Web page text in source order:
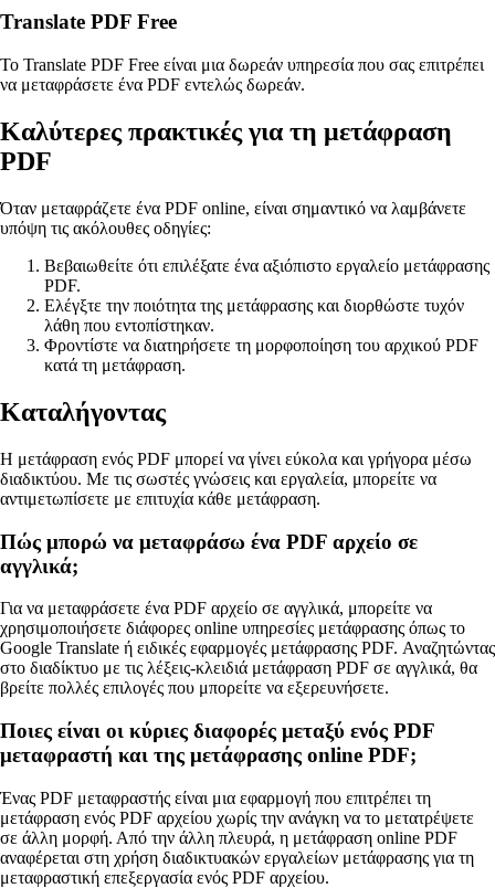
Translate PDF Free
Το Translate PDF Free είναι μια δωρεάν υπηρεσία που σας επιτρέπει
να μεταφράσετε ένα PDF εντελώς δωρεάν.
Καλύτερες πρακτικές για τη μετάφραση
PDF
Όταν μεταφράζετε ένα PDF online, είναι σημαντικό να λαμβάνετε
υπόψη τις ακόλουθες οδηγίες:
Βεβαιωθείτε ότι επιλέξατε ένα αξιόπιστο εργαλείο μετάφρασης
PDF.
Ελέγξτε την ποιότητα της μετάφρασης και διορθώστε τυχόν
λάθη που εντοπίστηκαν.
Φροντίστε να διατηρήσετε τη μορφοποίηση του αρχικού PDF
κατά τη μετάφραση.
Καταλήγοντας
Η μετάφραση ενός PDF μπορεί να γίνει εύκολα και γρήγορα μέσω
διαδικτύου. Με τις σωστές γνώσεις και εργαλεία, μπορείτε να
αντιμετωπίσετε με επιτυχία κάθε μετάφραση.
Πώς μπορώ να μεταφράσω ένα PDF αρχείο σε
αγγλικά;
Για να μεταφράσετε ένα PDF αρχείο σε αγγλικά, μπορείτε να
χρησιμοποιήσετε διάφορες online υπηρεσίες μετάφρασης όπως το
Google Translate ή ειδικές εφαρμογές μετάφρασης PDF. Αναζητώντας
στο διαδίκτυο με τις λέξεις-κλειδιά μετάφραση PDF σε αγγλικά, θα
βρείτε πολλές επιλογές που μπορείτε να εξερευνήσετε.
Ποιες είναι οι κύριες διαφορές μεταξύ ενός PDF
μεταφραστή και της μετάφρασης online PDF;
Ένας PDF μεταφραστής είναι μια εφαρμογή που επιτρέπει τη
μετάφραση ενός PDF αρχείου χωρίς την ανάγκη να το μετατρέψετε
σε άλλη μορφή. Από την άλλη πλευρά, η μετάφραση online PDF
αναφέρεται στη χρήση διαδικτυακών εργαλείων μετάφρασης για τη
μεταφραστική επεξεργασία ενός PDF αρχείου.